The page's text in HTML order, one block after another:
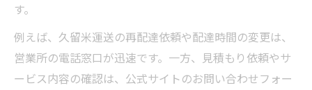
す。
例えば、久留米運送の再配達依頼や配達時間の変更は、
営業所の電話窓口が迅速です。一方、見積もり依頼やサ
ービス内容の確認は、公式サイトのお問い合わせフォー